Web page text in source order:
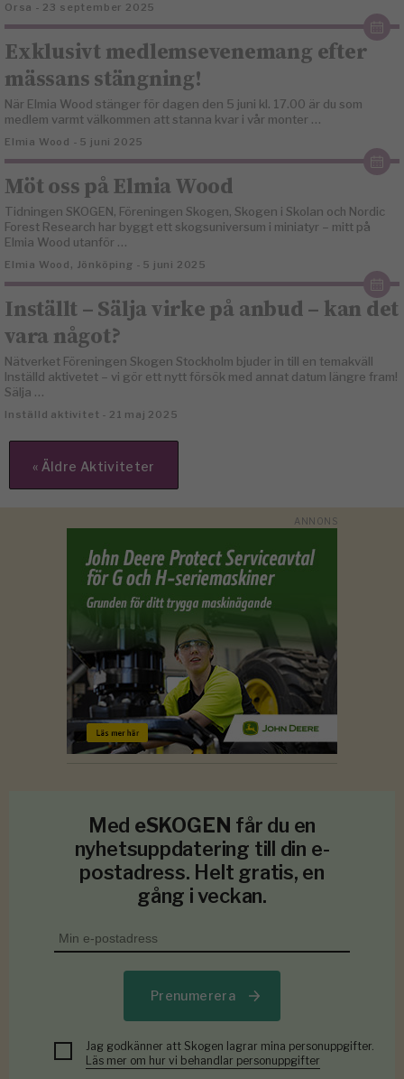
Orsa - 23 september 2025
Exklusivt medlemsevenemang efter
mässans stängning!
När Elmia Wood stänger för dagen den 5 juni kl. 17.00 är du som
medlem varmt välkommen att stanna kvar i vår monter …
Elmia Wood - 5 juni 2025
Möt oss på Elmia Wood
Tidningen SKOGEN, Föreningen Skogen, Skogen i Skolan och Nordic
Forest Research har byggt ett skogsuniversum i miniatyr – mitt på
Elmia Wood utanför …
Elmia Wood, Jönköping - 5 juni 2025
Inställt – Sälja virke på anbud – kan det
vara något?
Nätverket Föreningen Skogen Stockholm bjuder in till en temakväll
Inställd aktivetet – vi gör ett nytt försök med annat datum längre fram!
Sälja …
Inställd aktivitet - 21 maj 2025
« Äldre Aktiviteter
Med eSKOGEN får du en
nyhetsuppdatering till din e-
postadress. Helt gratis, en
gång i veckan.
Prenumerera
Jag godkänner att Skogen lagrar mina personuppgifter.
Läs mer om hur vi behandlar personuppgifter